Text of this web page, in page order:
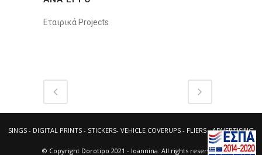
Εταιρικά Projects
SINGS - DIGITAL PRINTS - STICKERS- VEHICLE COVERUPS - FLIERS - ADVERTISING
© Copyright Dorotipo 2021 - Ioannina. All rights reserved.